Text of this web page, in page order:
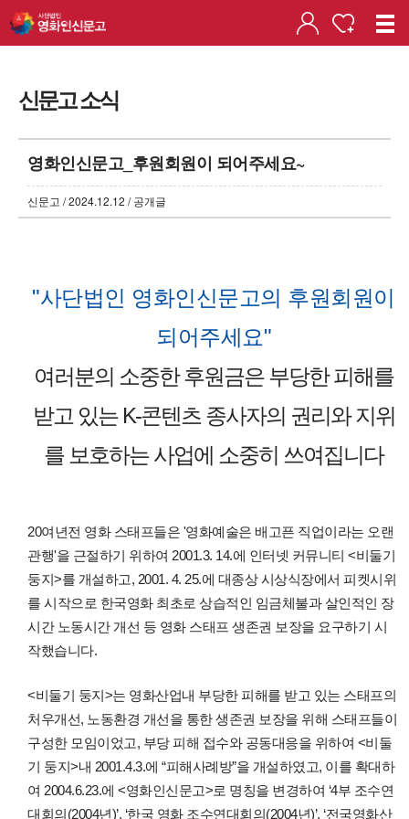
신문고 소식
영화인신문고_후원회원이 되어주세요~
신문고 / 2024.12.12 / 공개글
"사단법인 영화인신문고의 후원회원이
되어주세요"
여러분의 소중한 후원금은 부당한 피해를
받고 있는 K-콘텐츠 종사자의 권리와 지위
를 보호하는 사업에 소중히 쓰여집니다
20여년전 영화 스태프들은 '영화예술은 배고픈 직업이라는 오랜
관행'을 근절하기 위하여 2001.3. 14.에 인터넷 커뮤니티 <비둘기
둥지>를 개설하고, 2001. 4. 25.에 대종상 시상식장에서 피켓시위
를 시작으로 한국영화 최초로 상습적인 임금체불과 살인적인 장
시간 노동시간 개선 등 영화 스태프 생존권 보장을 요구하기 시
작했습니다.
<비둘기 둥지>는 영화산업내 부당한 피해를 받고 있는 스태프의
처우개선, 노동환경 개선을 통한 생존권 보장을 위해 스태프들이
구성한 모임이었고, 부당 피해 접수와 공동대응을 위하여 <비둘
기 둥지>내 2001.4.3.에 “피해사례방”을 개설하였고, 이를 확대하
여 2004.6.23.에 <영화인신문고>로 명칭을 변경하여 ‘4부 조수연
대회의(2004년)’, ‘한국 영화 조수연대회의(2004년)’, ‘전국영화산